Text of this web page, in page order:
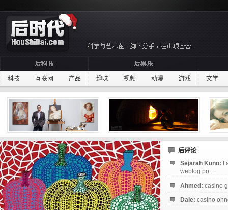
科技 互联网 产品 趣味 视频 动漫 游戏 文学
后评论
Sejarah Kuno:
weblog po...
Ahmed: casino
Dale: casino